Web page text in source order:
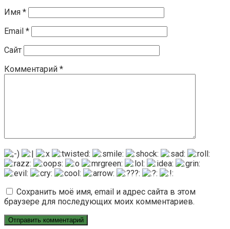
Имя *
Email *
Сайт
Комментарий *
Сохранить моё имя, email и адрес сайта в этом
браузере для последующих моих комментариев.